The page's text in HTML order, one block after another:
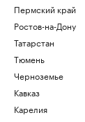
Пермский край
Ростов-на-Дону
Татарстан
Тюмень
Черноземье
Кавказ
Карелия